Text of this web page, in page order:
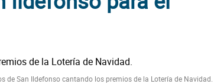
de San Ildefonso cantando los premios de la Lotería de Navidad.